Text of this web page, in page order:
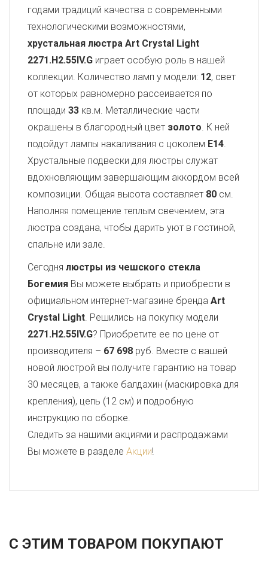
годами традиций качества с современными
технологическими возможностями,
хрустальная люстра Art Crystal Light
2271.H2.55IV.G играет особую роль в нашей
коллекции. Количество ламп у модели: 12, свет
от которых равномерно рассеивается по
площади 33 кв.м. Металлические части
окрашены в благородный цвет золото. К ней
подойдут лампы накаливания с цоколем E14.
Хрустальные подвески для люстры служат
вдохновляющим завершающим аккордом всей
композиции. Общая высота составляет 80 см.
Наполняя помещение теплым свечением, эта
люстра создана, чтобы дарить уют в гостиной,
спальне или зале.
Сегодня люстры из чешского стекла
Богемия Вы можете выбрать и приобрести в
официальном интернет-магазине бренда Art
Crystal Light. Решились на покупку модели
2271.H2.55IV.G? Приобретите ее по цене от
производителя – 67 698 руб. Вместе с вашей
новой люстрой вы получите гарантию на товар
30 месяцев, а также балдахин (маскировка для
крепления), цепь (12 см) и подробную
инструкцию по сборке.
Следить за нашими акциями и распродажами
Вы можете в разделе Акции!
С ЭТИМ ТОВАРОМ ПОКУПАЮТ